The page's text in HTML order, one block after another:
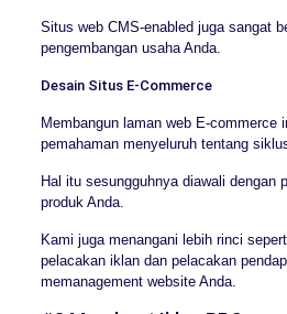
Situs web CMS-enabled juga sangat
pengembangan usaha Anda.
Desain Situs E-Commerce
Membangun laman web E-commerce
pemahaman menyeluruh tentang
Hal itu sesungguhnya diawali dengan
produk Anda.
Kami juga menangani lebih rinci
pelacakan iklan dan pelacakan
memanagement website Anda.